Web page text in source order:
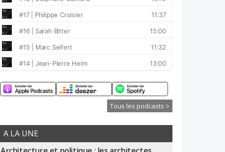
Tous les podcasts >
A LA UNE